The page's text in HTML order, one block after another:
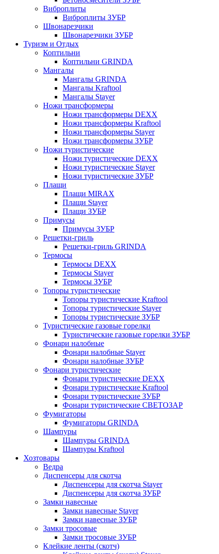
Виброплиты
Виброплиты ЗУБР
Швонарезчики
Швонарезчики ЗУБР
Туризм и Отдых
Коптильни
Коптильни GRINDA
Мангалы
Мангалы GRINDA
Мангалы Kraftool
Мангалы Stayer
Ножи трансформеры
Ножи трансформеры DEXX
Ножи трансформеры Kraftool
Ножи трансформеры Stayer
Ножи трансформеры ЗУБР
Ножи туристические
Ножи туристические DEXX
Ножи туристические Stayer
Ножи туристические ЗУБР
Плащи
Плащи MIRAX
Плащи Stayer
Плащи ЗУБР
Примусы
Примусы ЗУБР
Решетки-гриль
Решетки-гриль GRINDA
Термосы
Термосы DEXX
Термосы Stayer
Термосы ЗУБР
Топоры туристические
Топоры туристические Kraftool
Топоры туристические Stayer
Топоры туристические ЗУБР
Туристические газовые горелки
Туристические газовые горелки ЗУБР
Фонари налобные
Фонари налобные Stayer
Фонари налобные ЗУБР
Фонари туристические
Фонари туристические DEXX
Фонари туристические Kraftool
Фонари туристические ЗУБР
Фонари туристические СВЕТОЗАР
Фумигаторы
Фумигаторы GRINDA
Шампуры
Шампуры GRINDA
Шампуры Kraftool
Хозтовары
Ведра
Диспенсеры для скотча
Диспенсеры для скотча Stayer
Диспенсеры для скотча ЗУБР
Замки навесные
Замки навесные Stayer
Замки навесные ЗУБР
Замки тросовые
Замки тросовые ЗУБР
Клейкие ленты (скотч)